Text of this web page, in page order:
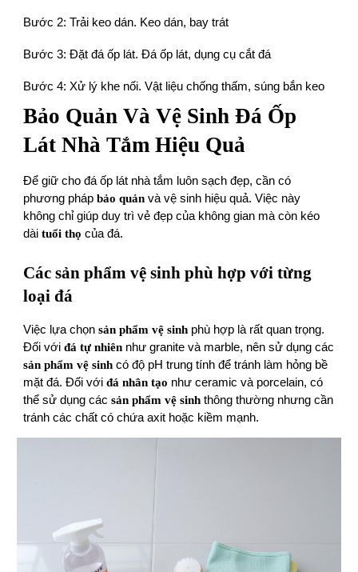
Bước 2: Trải keo dán. Keo dán, bay trát
Bước 3: Đặt đá ốp lát. Đá ốp lát, dụng cụ cắt đá
Bước 4: Xử lý khe nối. Vật liệu chống thấm, súng bắn keo
Bảo Quản Và Vệ Sinh Đá Ốp
Lát Nhà Tắm Hiệu Quả
Để giữ cho đá ốp lát nhà tắm luôn sạch đẹp, cần có
phương phápbảo quản và vệ sinh hiệu quả. Việc này
không chỉ giúp duy trì vẻ đẹp của không gian mà còn kéo
dàituổi thọ của đá.
Các sản phẩm vệ sinh phù hợp với từng
loại đá
Việc lựa chọnsản phẩm vệ sinh phù hợp là rất quan trọng.
Đối vớiđá tự nhiên như granite và marble, nên sử dụng các
sản phẩm vệ sinh có độ pH trung tính để tránh làm hỏng bề
mặt đá. Đối vớiđá nhân tạo như ceramic và porcelain, có
thể sử dụng cácsản phẩm vệ sinh thông thường nhưng cần
tránh các chất có chứa axit hoặc kiềm mạnh.